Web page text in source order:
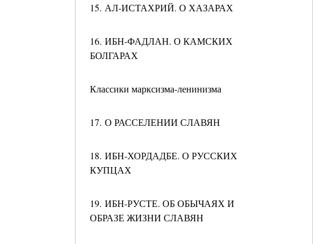
15. АЛ-ИСТАХРИЙ. О ХАЗАРАХ
16. ИБН-ФАДЛАН. О КАМСКИХ
БОЛГАРАХ
Классики марксизма-ленинизма
17. О РАССЕЛЕНИИ СЛАВЯН
18. ИБН-ХОРДАДБЕ. О РУССКИХ
КУПЦАХ
19. ИБН-РУСТЕ. ОБ ОБЫЧАЯХ И
ОБРАЗЕ ЖИЗНИ СЛАВЯН